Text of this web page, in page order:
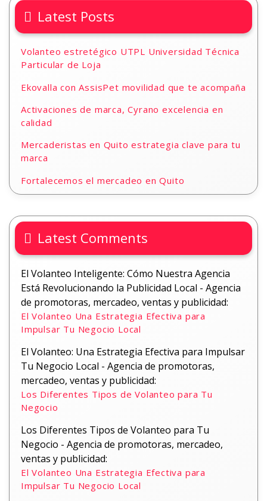
Latest Posts
Volanteo estretégico UTPL Universidad Técnica
Particular de Loja
Ekovalla con AssisPet movilidad que te acompaña
Activaciones de marca, Cyrano excelencia en
calidad
Mercaderistas en Quito estrategia clave para tu
marca
Fortalecemos el mercadeo en Quito
Latest Comments
El Volanteo Inteligente: Cómo Nuestra Agencia
Está Revolucionando la Publicidad Local - Agencia
de promotoras, mercadeo, ventas y publicidad:
El Volanteo Una Estrategia Efectiva para
Impulsar Tu Negocio Local
El Volanteo: Una Estrategia Efectiva para Impulsar
Tu Negocio Local - Agencia de promotoras,
mercadeo, ventas y publicidad:
Los Diferentes Tipos de Volanteo para Tu
Negocio
Los Diferentes Tipos de Volanteo para Tu
Negocio - Agencia de promotoras, mercadeo,
ventas y publicidad:
El Volanteo Una Estrategia Efectiva para
Impulsar Tu Negocio Local